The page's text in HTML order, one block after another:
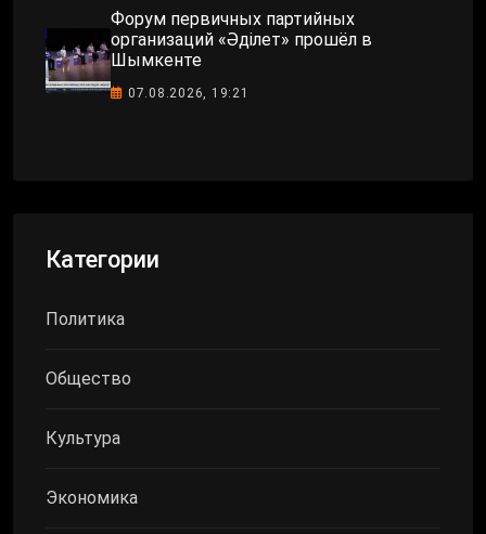
Форум первичных партийных
организаций «Әділет» прошёл в
Шымкенте
07.08.2026, 19:21
Категории
Политика
Общество
Культура
Экономика